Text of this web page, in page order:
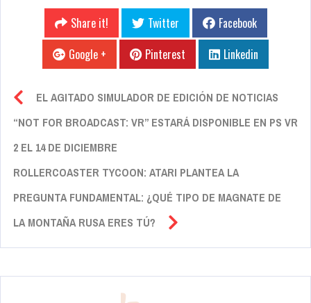
Share it! Twitter
Facebook
Google +
Pinterest Linkedin
EL AGITADO SIMULADOR DE EDICIÓN DE NOTICIAS
“NOT FOR BROADCAST: VR” ESTARÁ DISPONIBLE EN PS VR
2 EL 14 DE DICIEMBRE
ROLLERCOASTER TYCOON: ATARI PLANTEA LA
PREGUNTA FUNDAMENTAL: ¿QUÉ TIPO DE MAGNATE DE
LA MONTAÑA RUSA ERES TÚ?